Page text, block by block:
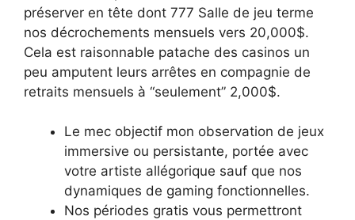
préserver en tête dont 777 Salle de jeu terme
nos décrochements mensuels vers 20,000$.
Cela est raisonnable patache des casinos un
peu amputent leurs arrêtes en compagnie de
retraits mensuels à “seulement” 2,000$.
Le mec objectif mon observation de jeux
immersive ou persistante, portée avec
votre artiste allégorique sauf que nos
dynamiques de gaming fonctionnelles.
Nos périodes gratis vous permettront